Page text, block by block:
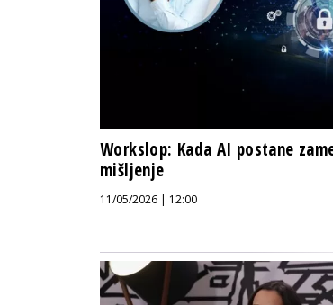
Workslop: Kada AI postane
mišljenje
11/05/2026 | 12:00